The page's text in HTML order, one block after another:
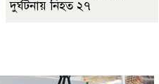
দুর্ঘটনায় নিহত ২৭